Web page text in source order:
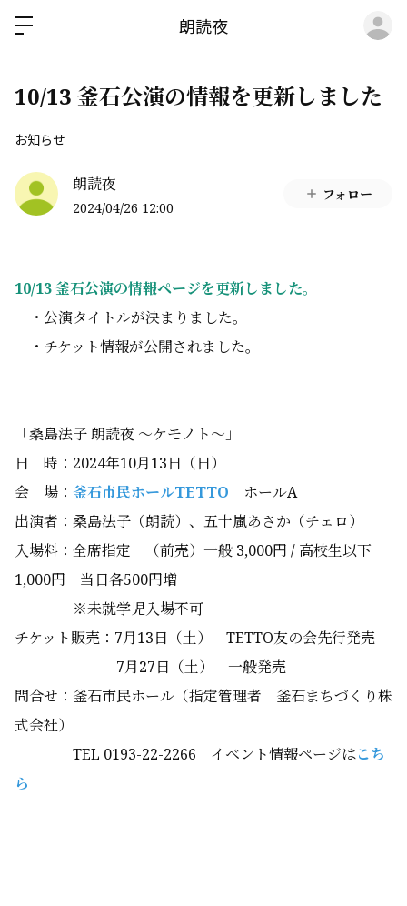
朗読夜
10/13 釜石公演の情報を更新しました
お知らせ
朗読夜
2024/04/26 12:00
フォロー
10/13 釜石公演の情報ページを更新しました。
・公演タイトルが決まりました。
・チケット情報が公開されました。
「桑島法子 朗読夜 ～ケモノト～」
日 時：2024年10月13日（日）
会 場： 釜石市民ホールTETTO ホールA
出演者：桑島法子（朗読）、五十嵐あさか（チェロ）
入場料：全席指定 （前売）一般 3,000円 / 高校生以下
1,000円 当日各500円増
※未就学児入場不可
チケット販売：7月13日（土） TETTO友の会先行発売
7月27日（土） 一般発売
問合せ：釜石市民ホール（指定管理者 釜石まちづくり株
式会社）
TEL 0193-22-2266 イベント情報ページはこち
ら